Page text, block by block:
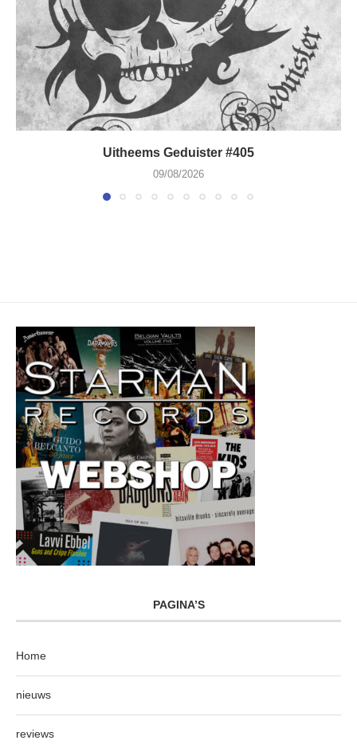
Uitheems Geduister #405
09/08/2026
PAGINA’S
Home
nieuws
reviews